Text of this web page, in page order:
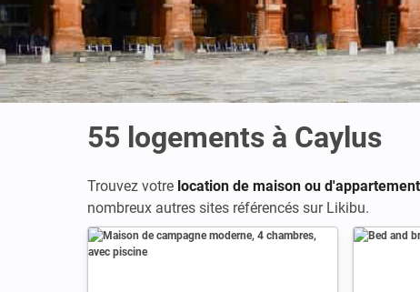
55 logements à Caylus
Trouvez votre location de maison ou
nombreux autres sites référencés sur Likibu.